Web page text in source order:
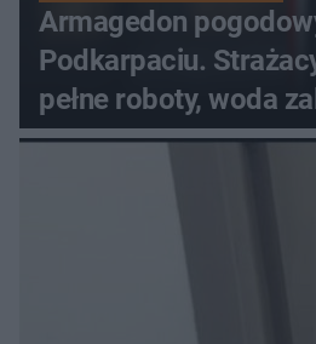
Armagedon
Podkarpaciu.
pełne roboty, woda
budynki